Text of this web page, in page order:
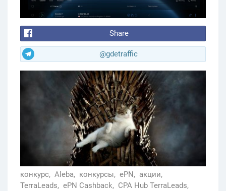
Share
@gdetraffic
конкурс, Aleba, конкурсы, ePN, акции,
TerraLeads, ePN Cashback, CPA Hub TerraLeads,